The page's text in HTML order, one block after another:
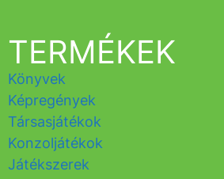
TERMÉKEK
Könyvek
Képregények
Társasjátékok
Konzoljátékok
Játékszerek